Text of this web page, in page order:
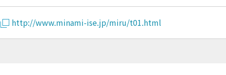
http://www.minami-ise.jp/miru/t01.html